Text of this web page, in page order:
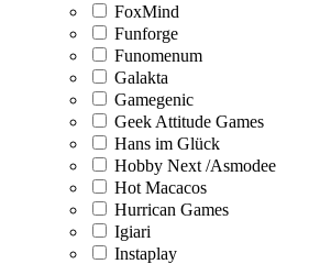
FoxMind
Funforge
Funomenum
Galakta
Gamegenic
Geek Attitude Games
Hans im Glück
Hobby Next /Asmodee
Hot Macacos
Hurrican Games
Igiari
Instaplay